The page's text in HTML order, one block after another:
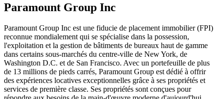
Paramount Group Inc
Paramount Group Inc est une fiducie de placement immobilier (FPI)
reconnue mondialement qui se spécialise dans la possession,
l'exploitation et la gestion de bâtiments de bureaux haut de gamme
dans certains sous-marchés du centre-ville de New York, de
Washington D.C. et de San Francisco. Avec un portefeuille de plus
de 13 millions de pieds carrés, Paramount Group est dédié à offrir
des expériences locatives exceptionnelles grâce à ses propriétés et
services de première classe. Ses propriétés sont conçues pour